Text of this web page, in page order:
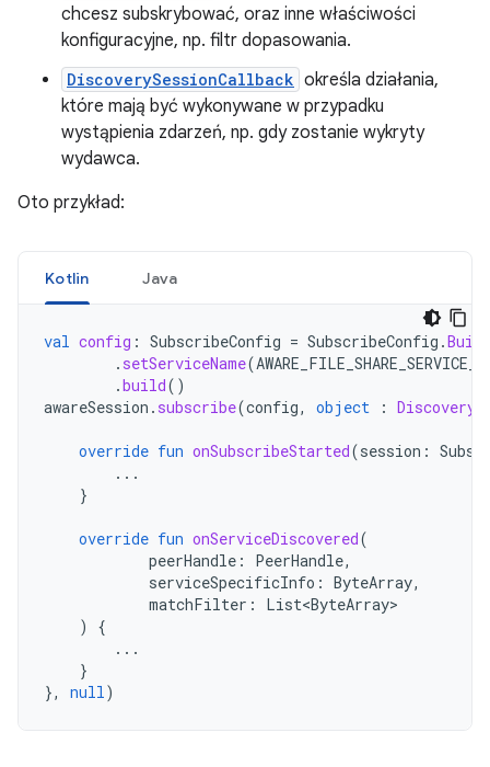
chcesz subskrybować, oraz inne właściwości
konfiguracyjne, np. filtr dopasowania.
DiscoverySessionCallback określa działania,
które mają być wykonywane w przypadku
wystąpienia zdarzeń, np. gdy zostanie wykryty
wydawca.
Oto przykład:
Kotlin Java
val config : SubscribeConfig = SubscribeConfig .
. setServiceName(
.build()
awareSession . subscribe(config, object :
override fun onSubscribeStarted(session :
...
}
override fun onServiceDiscovered(
peerHandle : PeerHandle,
serviceSpecificInfo : ByteArray,
matchFilter :
List<ByteArray>
)
{
...
}
},
null)